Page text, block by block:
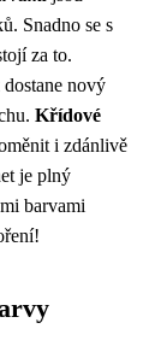
Snadno se s
za to.
nový
Křídové
i zdánlivě
je plný
barvami